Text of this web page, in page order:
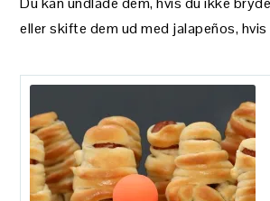
eller skifte dem ud med jalapeños,